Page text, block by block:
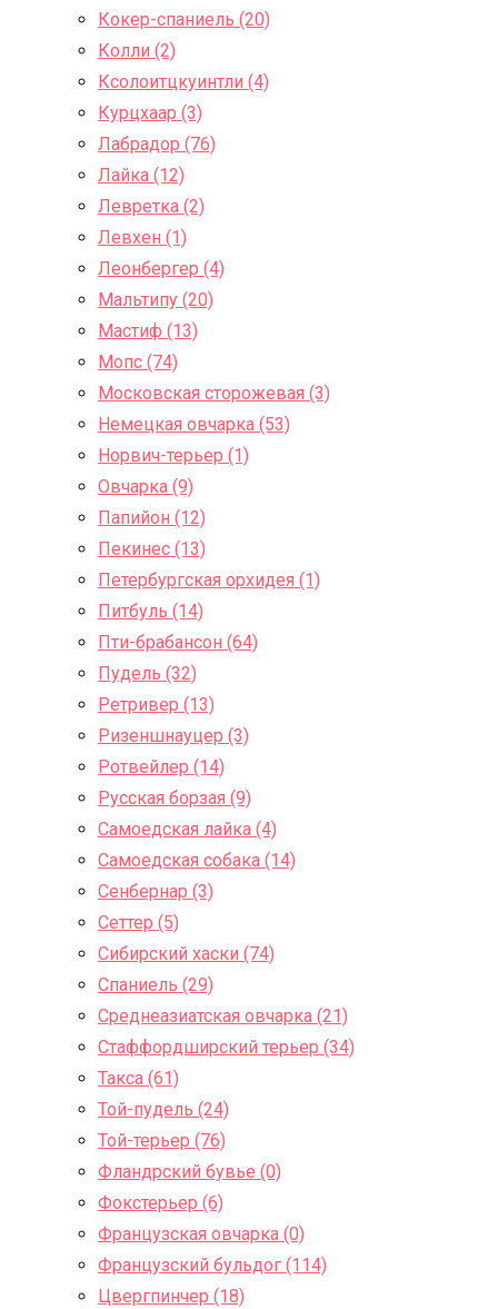
Кокер-спаниель (20)
Колли (2)
Ксолоитцкуинтли (4)
Курцхаар (3)
Лабрадор (76)
Лайка (12)
Левретка (2)
Левхен (1)
Леонбергер (4)
Мальтипу (20)
Мастиф (13)
Мопс (74)
Московская сторожевая (3)
Немецкая овчарка (53)
Норвич-терьер (1)
Овчарка (9)
Папийон (12)
Пекинес (13)
Петербургская орхидея (1)
Питбуль (14)
Пти-брабансон (64)
Пудель (32)
Ретривер (13)
Ризеншнауцер (3)
Ротвейлер (14)
Русская борзая (9)
Самоедская лайка (4)
Самоедская собака (14)
Сенбернар (3)
Сеттер (5)
Сибирский хаски (74)
Спаниель (29)
Среднеазиатская овчарка (21)
Стаффордширский терьер (34)
Такса (61)
Той-пудель (24)
Той-терьер (76)
Фландрский бувье (0)
Фокстерьер (6)
Французская овчарка (0)
Французский бульдог (114)
Цвергпинчер (18)